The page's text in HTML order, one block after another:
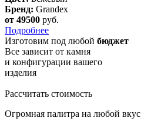
Бренд: Grandex
от 49500 руб.
Подробнее
Изготовим под любой бюджет
Все зависит от камня
и конфигурации вашего
изделия
Рассчитать стоимость
Огромная палитра на любой вкус